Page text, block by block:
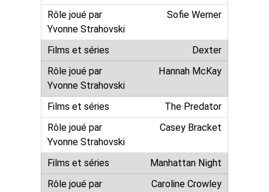
Sofie Werner
Dexter
Hannah McKay
The Predator
Casey Bracket
Manhattan Night
Caroline Crowley